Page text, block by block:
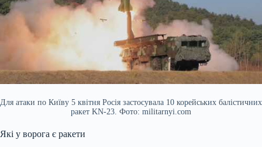
Для атаки по Київу 5 квітня Росія застосувала 10 корейських балістичних
ракет KN-23. Фото: militarnyi.com
Які у ворога є ракети